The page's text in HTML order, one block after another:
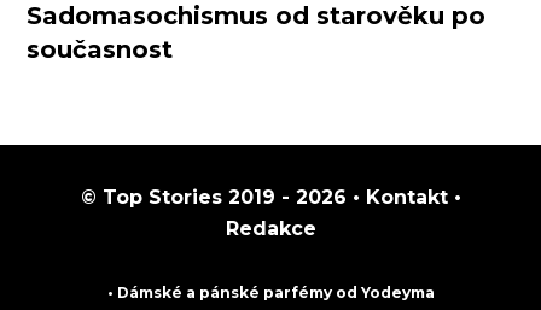
Sadomasochismus od starověku po
současnost
© Top Stories 2019 - 2026 • Kontakt•
Redakce
• Dámské a pánské parfémyod Yodeyma